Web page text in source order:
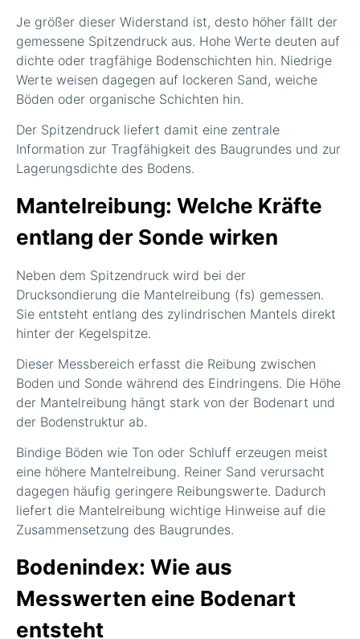
Je größer dieser Widerstand ist, desto höher fällt der
gemessene Spitzendruck aus. Hohe Werte deuten auf
dichte oder tragfähige Bodenschichten hin. Niedrige
Werte weisen dagegen auf lockeren Sand, weiche
Böden oder organische Schichten hin.
Der Spitzendruck liefert damit eine zentrale
Information zur Tragfähigkeit des Baugrundes und zur
Lagerungsdichte des Bodens.
Mantelreibung: Welche Kräfte
entlang der Sonde wirken
Neben dem Spitzendruck wird bei der
Drucksondierung die Mantelreibung (fs) gemessen.
Sie entsteht entlang des zylindrischen Mantels direkt
hinter der Kegelspitze.
Dieser Messbereich erfasst die Reibung zwischen
Boden und Sonde während des Eindringens. Die Höhe
der Mantelreibung hängt stark von der Bodenart und
der Bodenstruktur ab.
Bindige Böden wie Ton oder Schluff erzeugen meist
eine höhere Mantelreibung. Reiner Sand verursacht
dagegen häufig geringere Reibungswerte. Dadurch
liefert die Mantelreibung wichtige Hinweise auf die
Zusammensetzung des Baugrundes.
Bodenindex: Wie aus
Messwerten eine Bodenart
entsteht